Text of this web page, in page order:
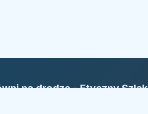
na drodze - Etyczny Szlak